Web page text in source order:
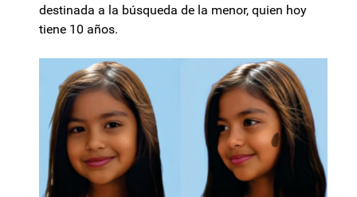
destinada a la búsqueda de la menor, quien hoy
tiene 10 años.